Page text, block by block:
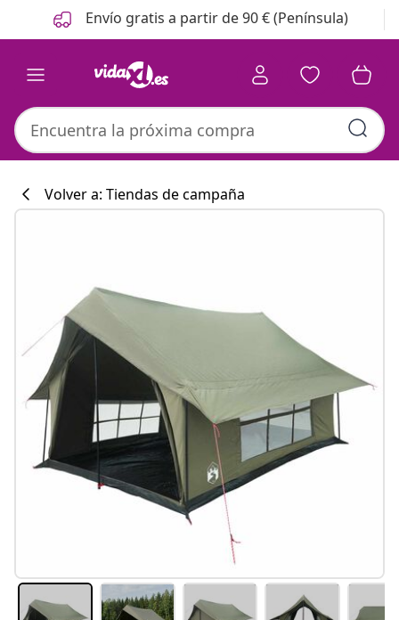
Anterior
Siguiente Envío gratis a partir de 90 € (Península)
#sharemevidaxl
Volver a: Tiendas de campaña